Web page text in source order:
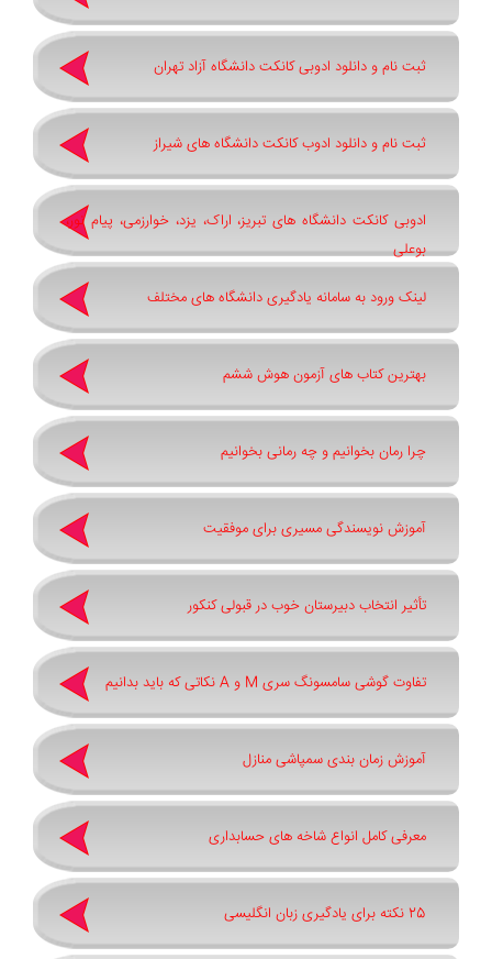
ثبت نام و دانلود ادوبی کانکت دانشگاه آزاد تهران
ثبت نام و دانلود ادوب کانکت دانشگاه های شیراز
ادوبی کانکت دانشگاه های تبریز، اراک، یزد، خوارزمی، پیام نور،
بوعلی
لینک ورود به سامانه یادگیری دانشگاه های مختلف
بهترین کتاب های آزمون هوش ششم
چرا رمان بخوانیم و چه رمانی بخوانیم
آموزش نویسندگی مسیری برای موفقیت
تأثیر انتخاب دبیرستان خوب در قبولی کنکور
تفاوت گوشی سامسونگ سری ‏M‏ و ‏A نکاتی که باید بدانیم
آموزش زمان بندی سمپاشی منازل
معرفی کامل انواع شاخه های حسابداری
25 نکته برای یادگیری زبان انگلیسی